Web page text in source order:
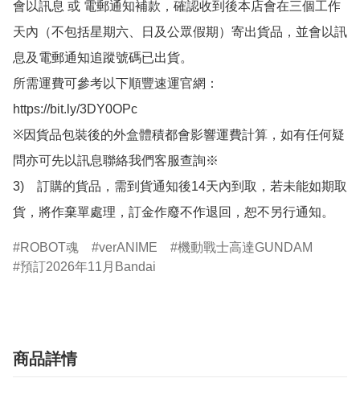
會以訊息 或 電郵通知補款，確認收到後本店會在三個工作
天內（不包括星期六、日及公眾假期）寄出貨品，並會以訊
息及電郵通知追蹤號碼已出貨。
所需運費可參考以下順豐速運官網：
https://bit.ly/3DY0OPc
※因貨品包裝後的外盒體積都會影響運費計算，如有任何疑
問亦可先以訊息聯絡我們客服查詢※
3)　訂購的貨品，需到貨通知後14天內到取，若未能如期取
貨，將作棄單處理，訂金作廢不作退回，恕不另行通知。
ROBOT魂 verANIME
機動戰士高達GUNDAM
預訂2026年11月Bandai
商品詳情